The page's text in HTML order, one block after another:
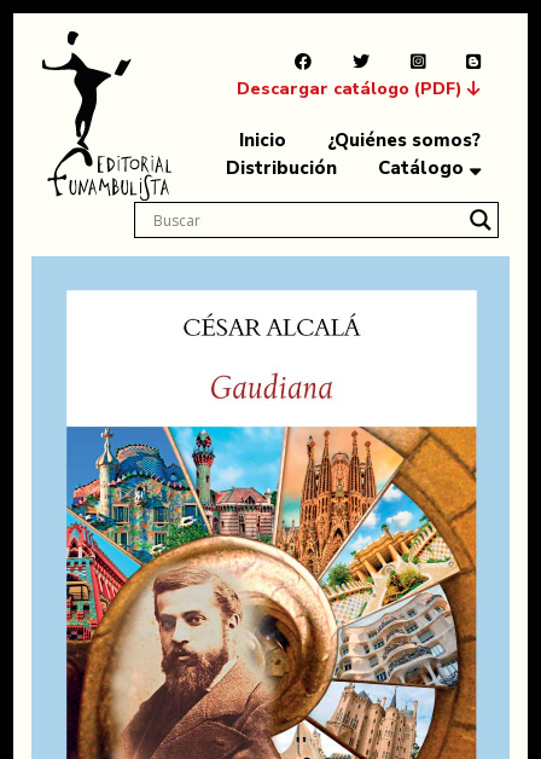
Descargar catálogo (PDF)
Inicio
¿Quiénes somos?
Distribución
Catálogo